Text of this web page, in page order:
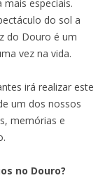
especiais.
do sol a
do Douro é um
vez na vida.
irá realizar este
um dos nossos
memórias e
no Douro?